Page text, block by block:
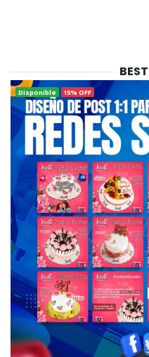
Disponible 15% OFF